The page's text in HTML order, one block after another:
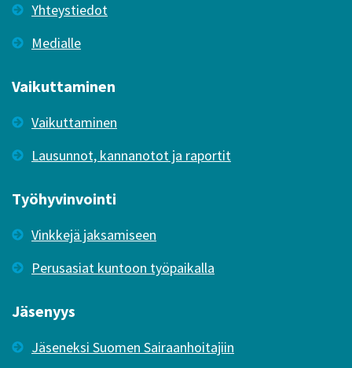
Yhteystiedot
Medialle
Vaikuttaminen
Vaikuttaminen
Lausunnot, kannanotot ja raportit
Työhyvinvointi
Vinkkejä jaksamiseen
Perusasiat kuntoon työpaikalla
Jäsenyys
Jäseneksi Suomen Sairaanhoitajiin